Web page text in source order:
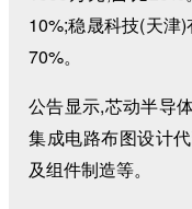
10%;稳晟科技(天津
70%。
公告显示,芯动半导
集成电路布图设计
及组件制造等。